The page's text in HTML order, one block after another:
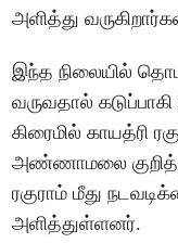
அளித்து
இந்த நிலையில்
வருவதால்
கிரைமில் காயத்ரி
அண்ணாமலை
ரகுராம் மீது
அளித்துள்ளனர்.